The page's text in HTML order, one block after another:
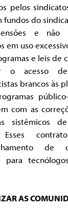
pelos
fundos do
e não
em uso
e leis de
o acesso
brancos às
com as
sistêmicos
Esses
de
para
AS